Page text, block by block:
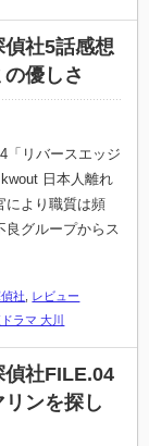
偵社5話感想
優しさ
「リバースエッジ
日本人離れ
により職質は頻
良グループからス
社
レビュー
ラマ 大川
偵社FILE.04
ンを探し